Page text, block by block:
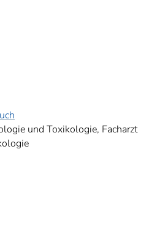
und Toxikologie, Facharzt